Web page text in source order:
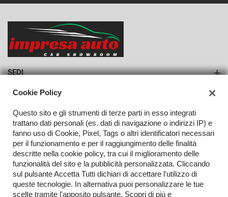
36 Mesi
VEDI
SEDI
Azienda
Contatti
TORNA IN CIMA
Cookie Policy
Questo sito e gli strumenti di terze parti in esso integrati
trattano dati personali (es. dati di navigazione o indirizzi IP) e
fanno uso di Cookie, Pixel, Tags o altri identificatori necessari
per il funzionamento e per il raggiungimento delle finalità
descritte nella cookie policy, tra cui il miglioramento delle
funzionalità del sito e la pubblicità personalizzata. Cliccando
sul pulsante Accetta Tutti dichiari di accettare l'utilizzo di
queste tecnologie. In alternativa puoi personalizzare le tue
scelte tramite l'apposito pulsante. Scopri di più e